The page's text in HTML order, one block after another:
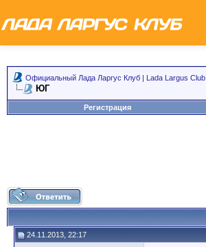
Официальный Лада Ларгус Клуб | Lada Largus Club
ЮГ
Регистрация
24.11.2013, 22:17